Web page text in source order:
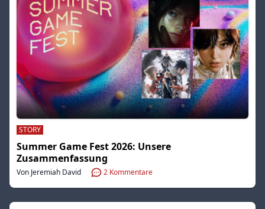
STORY
Summer Game Fest 2026: Unsere
Zusammenfassung
Von Jeremiah David 2 Kommentare